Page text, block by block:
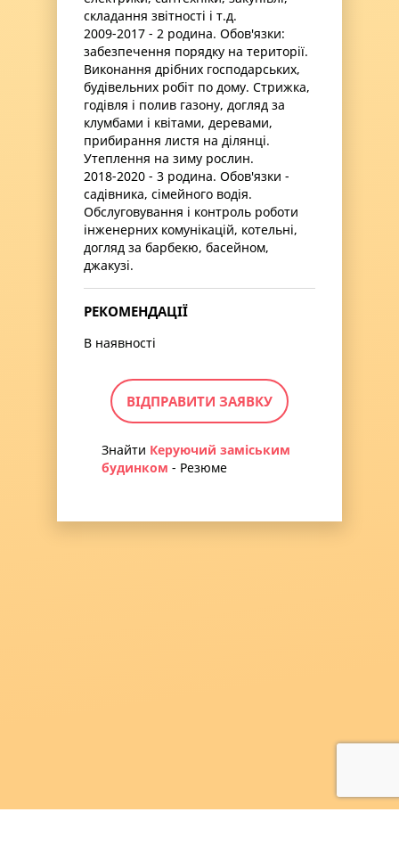
складання звітності і т.д.
2009-2017 - 2 родина. Обов'язки:
забезпечення порядку на території.
Виконання дрібних господарських,
будівельних робіт по дому. Стрижка,
годівля і полив газону, догляд за
клумбами і квітами, деревами,
прибирання листя на ділянці.
Утеплення на зиму рослин.
2018-2020 - 3 родина. Обов'язки -
садівника, сімейного водія.
Обслуговування і контроль роботи
інженерних комунікацій, котельні,
догляд за барбекю, басейном,
джакузі.
РЕКОМЕНДАЦІЇ
В наявності
ВІДПРАВИТИ ЗАЯВКУ
Знайти Керуючий заміським
будинком - Резюме